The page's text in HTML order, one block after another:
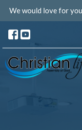
We would love for